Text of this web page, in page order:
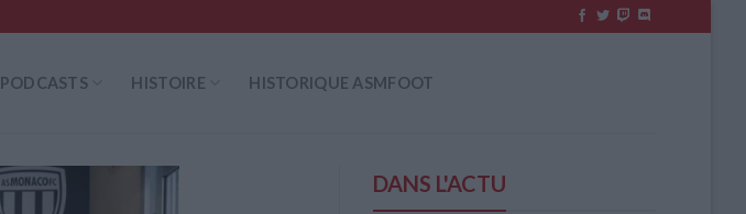
PODCASTS HISTOIRE HISTORIQUE ASMFOOT
DANS L'ACTU